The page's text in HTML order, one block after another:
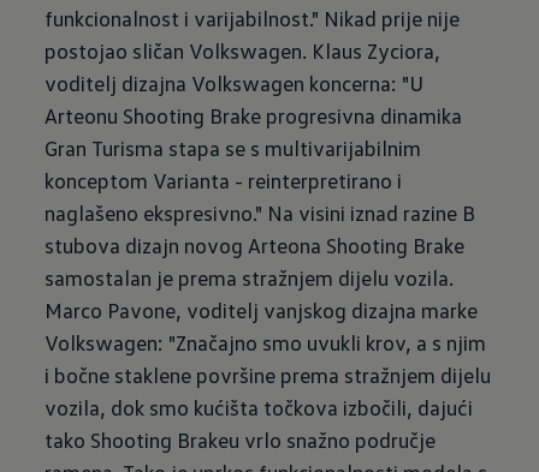
funkcionalnost i varijabilnost." Nikad prije nije
postojao sličan Volkswagen. Klaus Zyciora,
voditelj dizajna Volkswagen koncerna: "U
Arteonu Shooting Brake progresivna dinamika
Gran Turisma stapa se s multivarijabilnim
konceptom Varianta - reinterpretirano i
naglašeno ekspresivno." Na visini iznad razine B
stubova dizajn novog Arteona Shooting Brake
samostalan je prema stražnjem dijelu vozila.
Marco Pavone, voditelj vanjskog dizajna marke
Volkswagen: "Značajno smo uvukli krov, a s njim
i bočne staklene površine prema stražnjem dijelu
vozila, dok smo kućišta točkova izbočili, dajući
tako Shooting Brakeu vrlo snažno područje